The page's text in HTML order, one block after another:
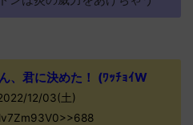
、君に決めた！ (ﾜｯﾁｮｲW
12/03(土)